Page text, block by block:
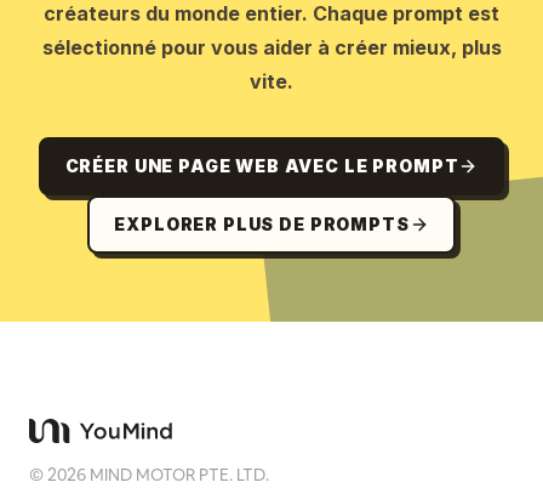
créateurs du monde entier. Chaque prompt est
sélectionné pour vous aider à créer mieux, plus
vite.
CRÉER UNE PAGE WEB AVEC LE PROMPT
EXPLORER PLUS DE PROMPTS
©2026 MIND MOTOR PTE. LTD.